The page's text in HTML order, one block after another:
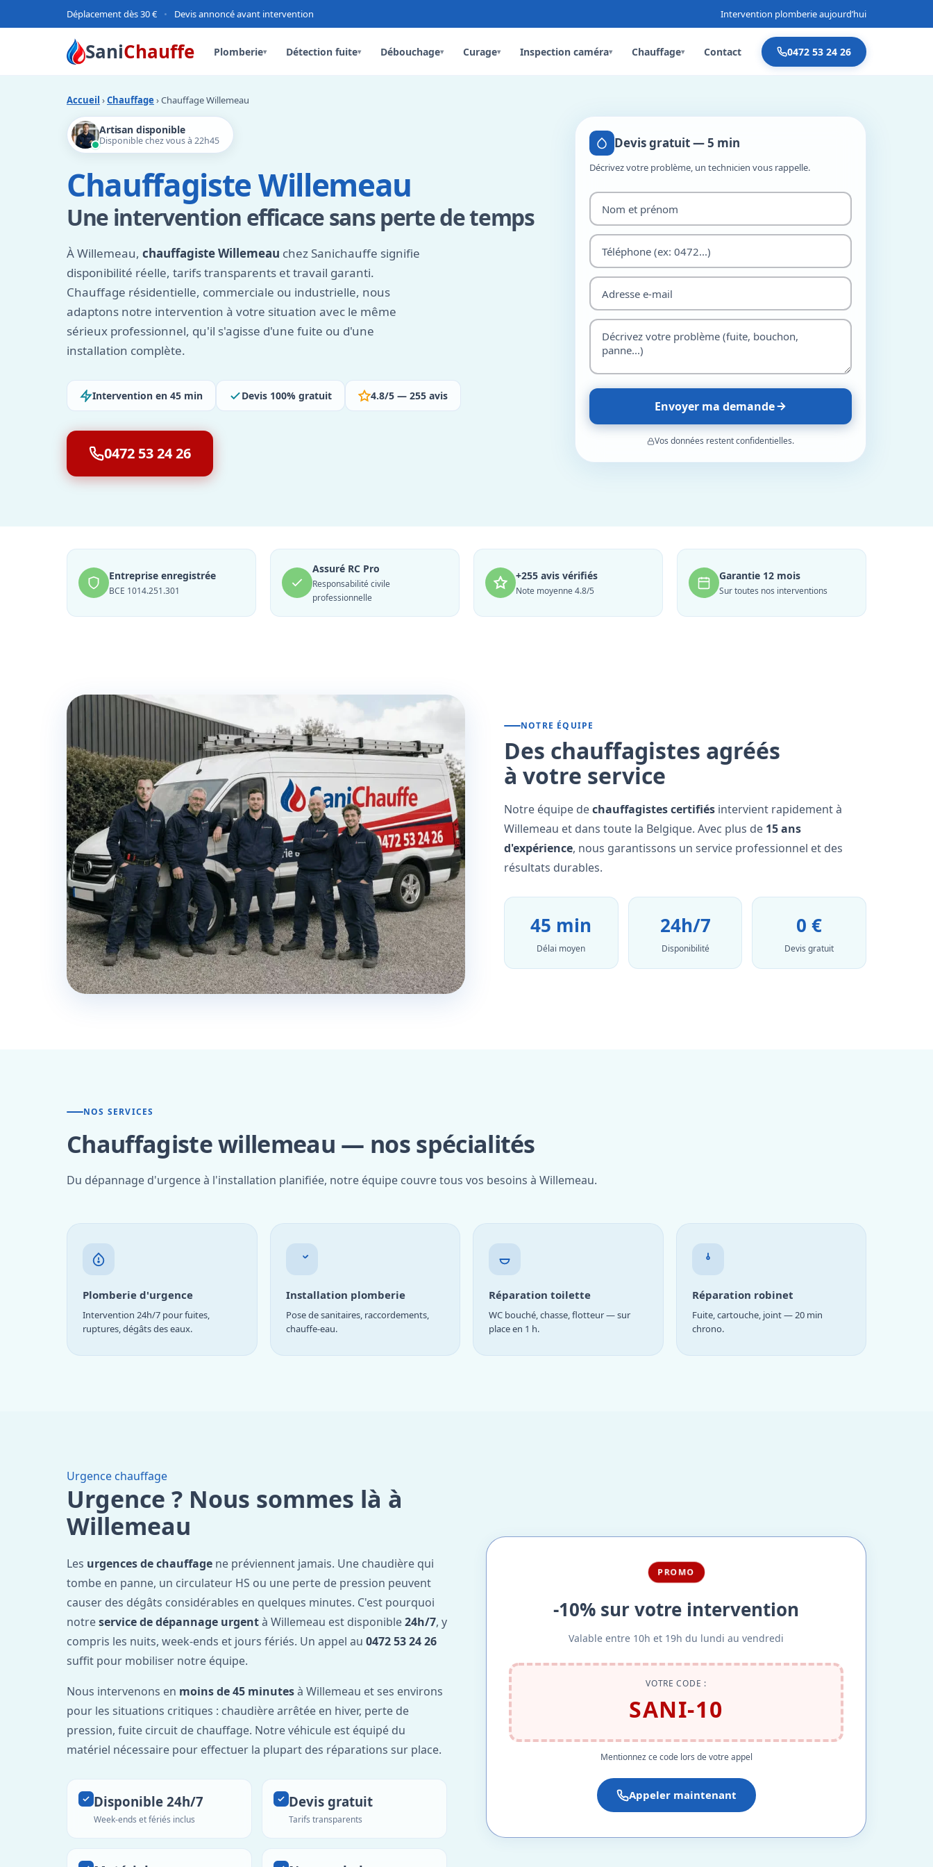
Déplacement dès 30 € • Devis annoncé avant intervention Intervention plomberie aujourd’hui
SaniChauffe Plomberie▾ Détection fuite▾ Débouchage▾ Curage▾ Inspection caméra▾ Chauffage▾ Contact 0472 53 24 26
Accueil ›Chauffage › Chauffage Willemeau
Artisan disponible
Disponible chez vous à 22h45
Chauffagiste Willemeau
Une intervention efficace sans perte de temps
À Willemeau, chauffagiste Willemeau chez Sanichauffe signifie
disponibilité réelle, tarifs transparents et travail garanti.
Chauffage résidentielle, commerciale ou industrielle, nous
adaptons notre intervention à votre situation avec le même
sérieux professionnel, qu'il s'agisse d'une fuite ou d'une
installation complète.
Intervention en 45 min Devis 100% gratuit 4.8/5 — 255 avis
0472 53 24 26
Devis gratuit — 5 min
Décrivez votre problème, un technicien vous rappelle.
Envoyer ma demande
Vos données restent confidentielles.
Entreprise enregistrée
BCE 1014.251.301
Assuré RC Pro
Responsabilité civile
professionnelle
+255 avis vérifiés
Note moyenne 4.8/5
Garantie 12 mois
Sur toutes nos interventions
NOTRE ÉQUIPE
Des chauffagistes agréés
à votre service
Notre équipe dechauffagistes certifiés intervient rapidement à
Willemeau et dans toute la Belgique. Avec plus de 15 ans
d'expérience, nous garantissons un service professionnel et des
résultats durables.
45 min
Délai moyen
24h/7
Disponibilité
0 €
Devis gratuit
NOS SERVICES
Chauffagiste willemeau — nos spécialités
Du dépannage d'urgence à l'installation planifiée, notre équipe couvre tous vos besoins à Willemeau.
Plomberie d'urgence
Intervention 24h/7 pour fuites,
ruptures, dégâts des eaux.
Installation plomberie
Pose de sanitaires, raccordements,
chauffe-eau.
Réparation toilette
WC bouché, chasse, flotteur — sur
place en 1 h.
Réparation robinet
Fuite, cartouche, joint — 20 min
chrono.
Urgence chauffage
Urgence ? Nous sommes là à
Willemeau
Les urgences de chauffage ne préviennent jamais. Une chaudière qui
tombe en panne, un circulateur HS ou une perte de pression peuvent
causer des dégâts considérables en quelques minutes. C'est pourquoi
notreservice de dépannage urgentà Willemeau est disponible24h/7, y
compris les nuits, week-ends et jours fériés. Un appel au 0472 53 24 26
suffit pour mobiliser notre équipe.
Nous intervenons en moins de 45 minutesà Willemeau et ses environs
pour les situations critiques : chaudière arrêtée en hiver, perte de
pression, fuite circuit de chauffage. Notre véhicule est équipé du
matériel nécessaire pour effectuer la plupart des réparations sur place.
Disponible 24h/7
Week-ends et fériés inclus
Devis gratuit
Tarifs transparents
PROMO
-10% sur votre intervention
Valable entre 10h et 19h du lundi au vendredi
VOTRE CODE :
SANI-10
Mentionnez ce code lors de votre appel
Appeler maintenant